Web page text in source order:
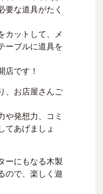
要な道具がたく
カットして、メ
ーブルに道具を
店です！
、お店屋さんご
や発想力、コミ
てあげましょ
ーにもなる木製
ので、楽しく遊